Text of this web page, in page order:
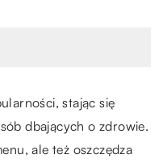
stając się
dbających o zdrowie.
ale też oszczędza